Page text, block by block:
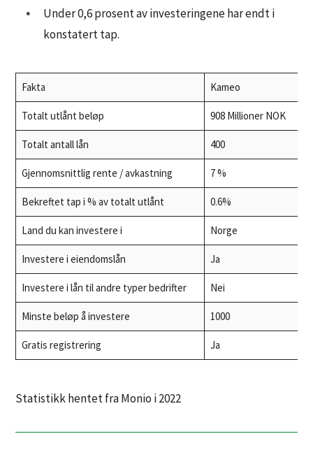
Under 0,6 prosent av investeringene har endt i
konstatert tap.
Fakta Kameo
Totalt utlånt beløp 908 Millioner NOK
Totalt antall lån 400
Gjennomsnittlig rente / avkastning 7 %
Bekreftet tap i % av totalt utlånt 0.6%
Land du kan investere i Norge
Investere i eiendomslån Ja
Investere i lån til andre typer bedrifter Nei
Minste beløp å investere 1000
Gratis registrering Ja
Statistikk hentet fra Monio i 2022